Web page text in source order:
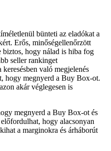
bünteti az eladókat a
Erős, minőségellenőrzött
biztos, hogy nálad is hiba fog
seller rankinget
való megjelenés
hogy megnyerd a Buy Box-ot.
akár véglegesen is
megnyerd a Buy Box-ot és
hogy alacsonyan
a marginokra és árháborút